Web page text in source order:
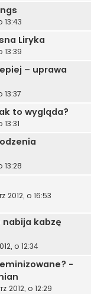
13:43
Liryka
13:39
– uprawa
13:37
to wygląda?
13:31
13:28
2012, o 16:53
nabija kabzę
o 12:34
-
2012, o 12:29